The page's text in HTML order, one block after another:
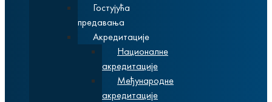
Гостујућа
предавања
Акредитације
Националне
акредитације
Међународне
акредитације